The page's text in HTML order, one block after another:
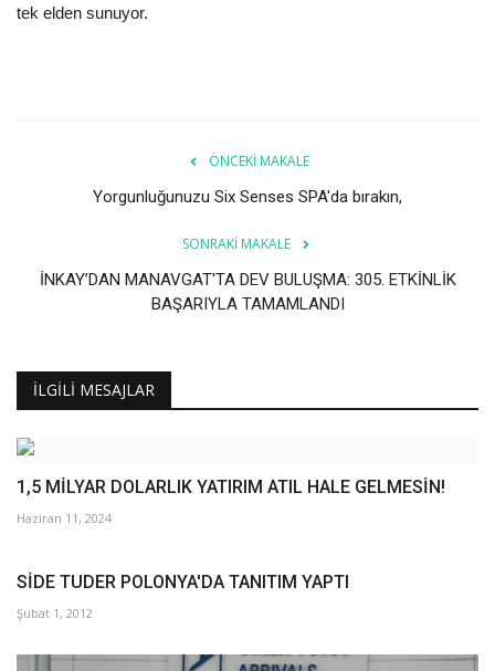
tek elden sunuyor.
ÖNCEKI MAKALE
Yorgunluğunuzu Six Senses SPA'da bırakın,
SONRAKI MAKALE
İNKAY’DAN MANAVGAT'TA DEV BULUŞMA: 305. ETKİNLİK
BAŞARIYLA TAMAMLANDI
İLGILI MESAJLAR
1,5 MİLYAR DOLARLIK YATIRIM ATIL HALE GELMESİN!
Haziran 11, 2024
SİDE TUDER POLONYA'DA TANITIM YAPTI
Şubat 1, 2012